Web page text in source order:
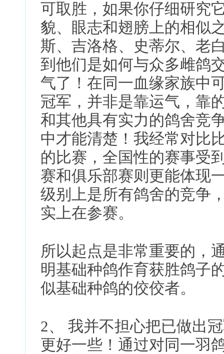
可取胜，如果你仔细研究
貌、眼志和翅膀上的相似
斯、吉洛格、史蒂尔、老
到他们是如何与众多雌鸽
气了！在同一血缘家族中
冠军，并非是靠运气，靠
和其他具有实力的鸽舍竞
中才能清楚！我经常对比
的比赛，全国性的赛事受
赛和俱乐部赛则更能体现
级别上是所有鸽舍的竞争
实上在参赛。
所以起点是非常重要的，
明基础种鸽作育获胜鸽子
似基础种鸽的佼佼者。
2、 我并不担心把已做出
更好一些！通过对同一羽